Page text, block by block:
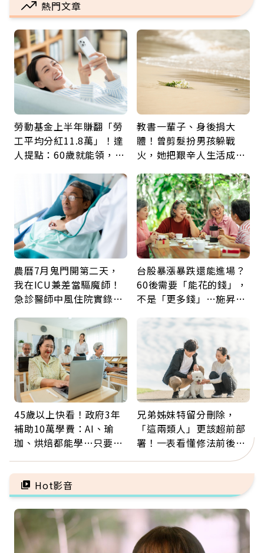
熱門文章
勞動基金上半年賺翻「勞
工平均分紅11.8萬」！達
人提點：60歲就能領，重
教書一輩子、身後捐大
體！曾剪髮扮男孩躲戰
火，她把艱辛人生活成風
福
農曆7月鬼門開第二天，
我在ICU兼差當驅魔師！
急診醫師中風住院實錄：
台股暴漲暴跌還能進場？
60後需要「能花的錢」，
不是「更多錢」…施昇
票
45歲以上快看！政府3年
補助10萬學費：AI、瑜
珈、烘焙都能學…只要願
兄弟姊妹特留分刪除，
「這兩類人」更該超前部
署！一表看懂修法前後差
異：沒留遺囑手足反而分
更多
Hot影音